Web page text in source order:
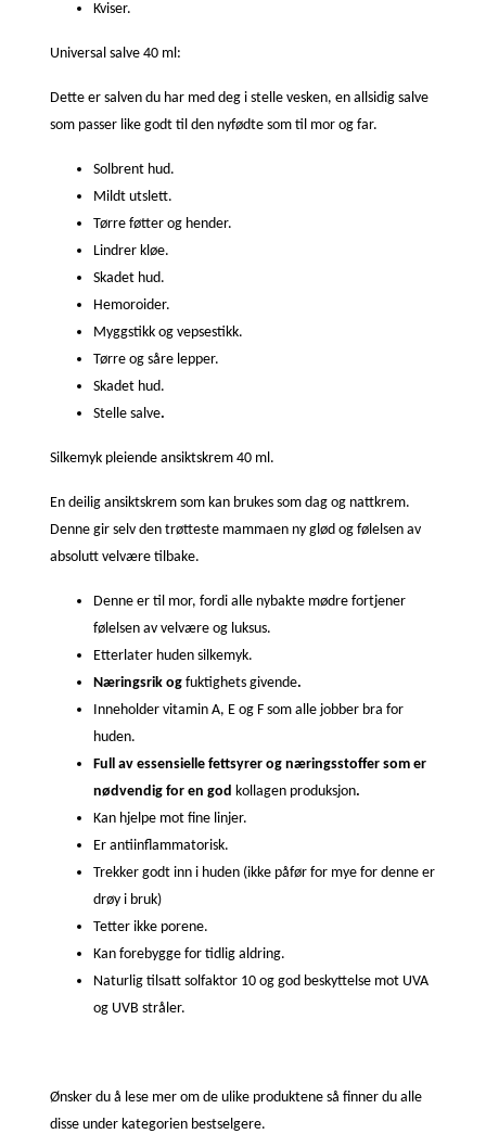
Kviser.
Universal salve 40 ml:
Dette er salven du har med deg i stelle vesken, en allsidig salve
som passer like godt til den nyfødte som til mor og far.
Solbrent hud.
Mildt utslett.
Tørre føtter og hender.
Lindrer kløe.
Skadet hud.
Hemoroider.
Myggstikk og vepsestikk.
Tørre og såre lepper.
Skadet hud.
Stelle salve.
Silkemyk pleiende ansiktskrem 40 ml.
En deilig ansiktskrem som kan brukes som dag og nattkrem.
Denne gir selv den trøtteste mammaen ny glød og følelsen av
absolutt velvære tilbake.
Denne er til mor, fordi alle nybakte mødre fortjener
følelsen av velvære og luksus.
Etterlater huden silkemyk.
Næringsrik og fuktighets givende.
Inneholder vitamin A, E og F som alle jobber bra for
huden.
Full av essensielle fettsyrer og næringsstoffer som er
nødvendig for en god kollagen produksjon.
Kan hjelpe mot fine linjer.
Er antiinflammatorisk.
Trekker godt inn i huden (ikke påfør for mye for denne er
drøy i bruk)
Tetter ikke porene.
Kan forebygge for tidlig aldring.
Naturlig tilsatt solfaktor 10 og god beskyttelse mot UVA
og UVB stråler.
Ønsker du å lese mer om de ulike produktene så finner du alle
disse under kategorien bestselgere.